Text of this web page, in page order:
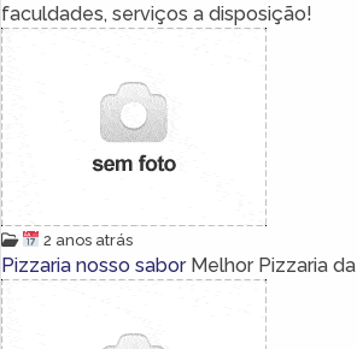
faculdades, serviços a disposição!
2 anos atrás
Pizzaria nosso sabor Melhor Pizzaria